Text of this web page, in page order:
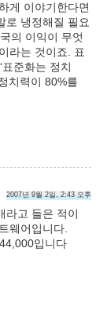
게 이야기한다면
로 냉정해질 필요
의 이익이 무엇
라는 것이죠. 표
준화는 정치
치력이 80%를
2007년 9월 2일, 2:43 오후
라고 들은 적이
웨어입니다.
입니다